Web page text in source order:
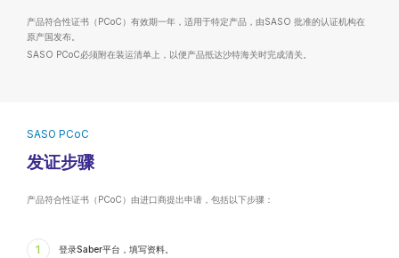
产品符合性证书（PCoC）有效期一年，适用于特定产品，由SASO 批准的认证机构在
原产国发布。
SASO PCoC必须附在装运清单上，以便产品抵达沙特海关时完成清关。
SASO PCoC
发证步骤
产品符合性证书（PCoC）由进口商提出申请，包括以下步骤：
1 登录Saber平台，填写资料。